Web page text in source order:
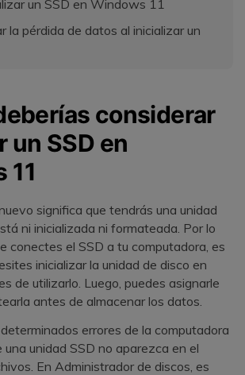
un SSD en Windows 11
la pérdida de datos al inicializar un
considerar
un SSD en
11
significa que tendrás una unidad
ni inicializada ni formateada. Por lo
conectes el SSD a tu computadora, es
inicializar la unidad de disco en
de utilizarlo. Luego, puedes asignarle
antes de almacenar los datos.
errores de la computadora
una unidad SSD no aparezca en el
En Administrador de discos, es